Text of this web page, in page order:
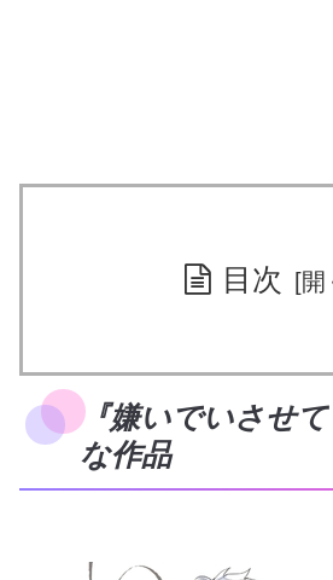
目次
『嫌いでいさせ
な作品